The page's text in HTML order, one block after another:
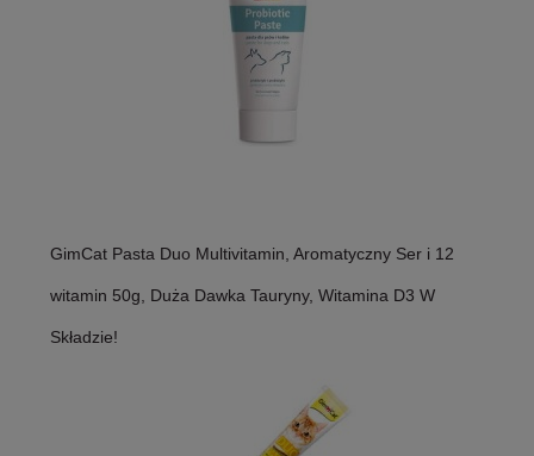
GimCat Pasta Duo Multivitamin, Aromatyczny Ser i 12
witamin 50g, Duża Dawka Tauryny, Witamina D3 W
Składzie!